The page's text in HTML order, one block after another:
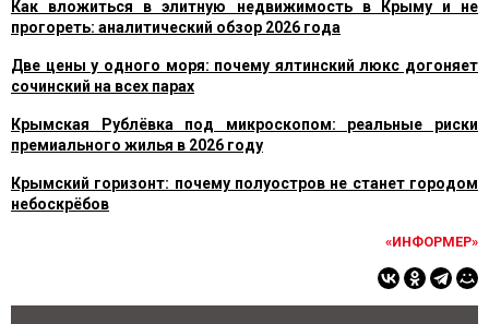
Как вложиться в элитную недвижимость в Крыму и не
прогореть: аналитический обзор 2026 года
Две цены у одного моря: почему ялтинский люкс догоняет
сочинский на всех парах
Крымская Рублёвка под микроскопом: реальные риски
премиального жилья в 2026 году
Крымский горизонт: почему полуостров не станет городом
небоскрёбов
«ИНФОРМЕР»